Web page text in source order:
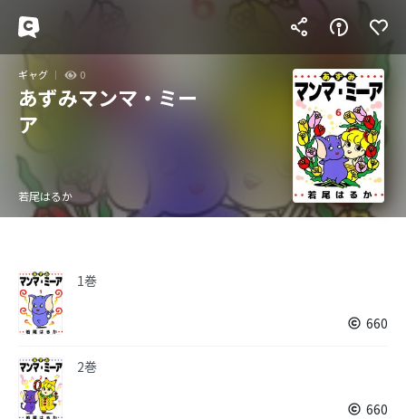
ギャグ 0
あずみマンマ・ミー
ア
若尾はるか
1巻
660
2巻
660